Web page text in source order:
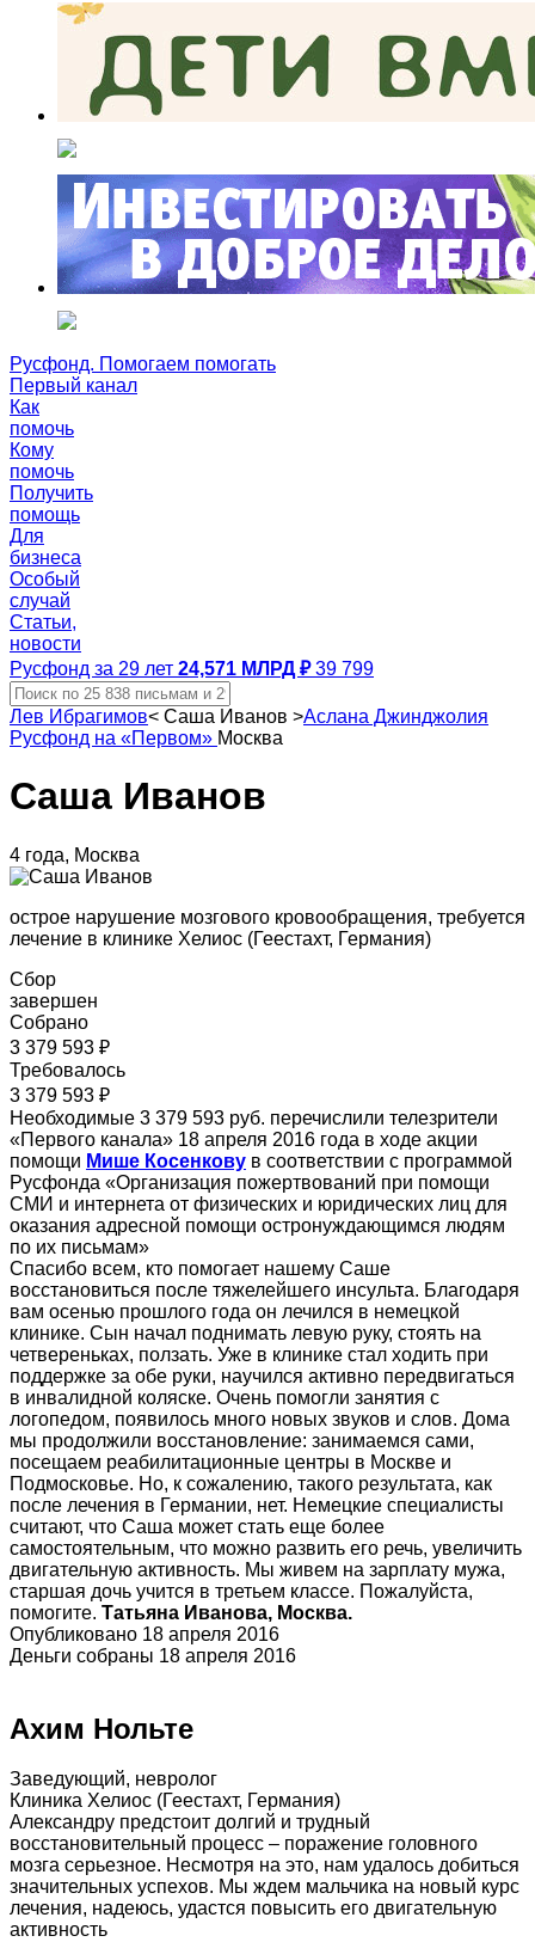
Русфонд. Помогаем помогать
Первый канал
Как
помочь
Кому
помочь
Получить
помощь
Для
бизнеса
Особый
случай
Статьи,
новости
Русфонд за 29 лет 24,571 МЛРД ₽ 39 799
Лев Ибрагимов< Саша Иванов >Аслана Джинджолия
Русфонд на «Первом» Москва
Саша Иванов
4 года, Москва
острое нарушение мозгового кровообращения, требуется
лечение в клинике Хелиос (Геестахт, Германия)
Сбор
завершен
Собрано
3 379 593 ₽
Требовалось
3 379 593 ₽
Необходимые 3 379 593 руб. перечислили телезрители
«Первого канала» 18 апреля 2016 года в ходе акции
помощи Мише Косенкову в соответствии с программой
Русфонда «Организация пожертвований при помощи
СМИ и интернета от физических и юридических лиц для
оказания адресной помощи остронуждающимся людям
по их письмам»
Спасибо всем, кто помогает нашему Саше
восстановиться после тяжелейшего инсульта. Благодаря
вам осенью прошлого года он лечился в немецкой
клинике. Сын начал поднимать левую руку, стоять на
четвереньках, ползать. Уже в клинике стал ходить при
поддержке за обе руки, научился активно передвигаться
в инвалидной коляске. Очень помогли занятия с
логопедом, появилось много новых звуков и слов. Дома
мы продолжили восстановление: занимаемся сами,
посещаем реабилитационные центры в Москве и
Подмосковье. Но, к сожалению, такого результата, как
после лечения в Германии, нет. Немецкие специалисты
считают, что Саша может стать еще более
самостоятельным, что можно развить его речь, увеличить
двигательную активность. Мы живем на зарплату мужа,
старшая дочь учится в третьем классе. Пожалуйста,
помогите. Татьяна Иванова, Москва.
Опубликовано 18 апреля 2016
Деньги собраны 18 апреля 2016
Ахим Нольте
Заведующий, невролог
Клиника Хелиос (Геестахт, Германия)
Александру предстоит долгий и трудный
восстановительный процесс – поражение головного
мозга серьезное. Несмотря на это, нам удалось добиться
значительных успехов. Мы ждем мальчика на новый курс
лечения, надеюсь, удастся повысить его двигательную
активность